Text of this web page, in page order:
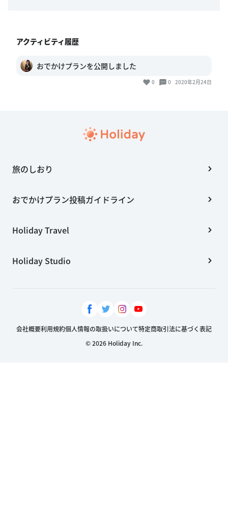
アクティビティ履歴
おでかけプランを公開しました
0 0 2020年2月24日
旅のしおり
おでかけプラン投稿ガイドライン
Holiday Travel
Holiday Studio
会社概要利用規約個人情報の取扱いについて特定商取引法に基づく表記
© 2026 Holiday Inc.